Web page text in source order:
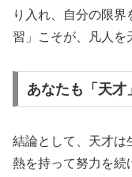
り入れ、自分の限
習」こそが、凡人を
あなたも「天才
結論として、天才は
熱を持って努力を続